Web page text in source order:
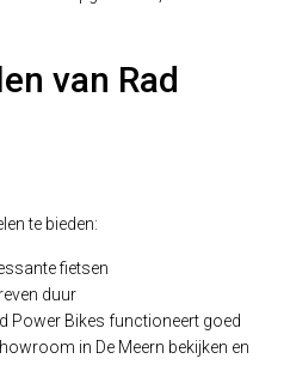
van Rad
te bieden:
fietsen
duur
Power Bikes functioneert goed
in De Meern bekijken en